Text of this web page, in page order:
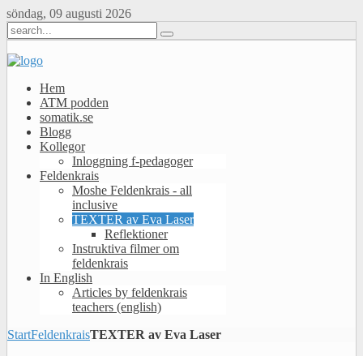
söndag, 09 augusti 2026
Hem
ATM podden
somatik.se
Blogg
Kollegor
Inloggning f-pedagoger
Feldenkrais
Moshe Feldenkrais - all
inclusive
TEXTER av Eva Laser
Reflektioner
Instruktiva filmer om
feldenkrais
In English
Articles by feldenkrais
teachers (english)
StartFeldenkraisTEXTER av Eva Laser